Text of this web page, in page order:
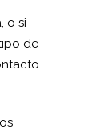
o si
de